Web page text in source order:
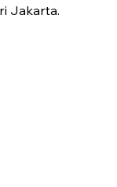
Jakarta.